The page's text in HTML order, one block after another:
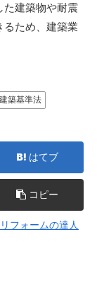
た建築物や耐震
るため、建築業
建築基準法
はてブ
コピー
リフォームの達人